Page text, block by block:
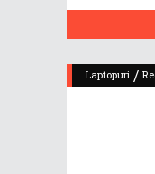
Laptopuri /